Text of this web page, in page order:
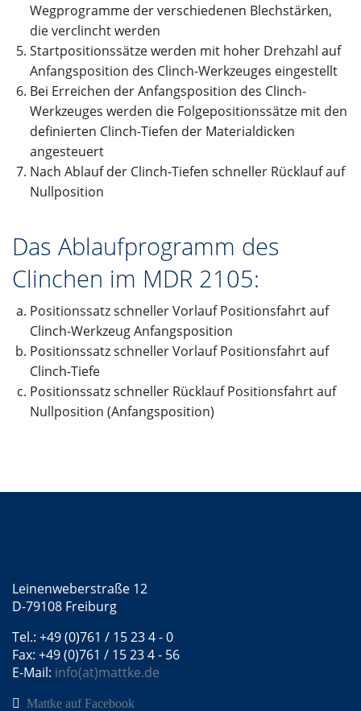
Wegprogramme der verschiedenen Blechstärken,
die verclincht werden
Startpositionssätze werden mit hoher Drehzahl auf
Anfangsposition des Clinch-Werkzeuges eingestellt
Bei Erreichen der Anfangsposition des Clinch-
Werkzeuges werden die Folgepositionssätze mit den
definierten Clinch-Tiefen der Materialdicken
angesteuert
Nach Ablauf der Clinch-Tiefen schneller Rücklauf auf
Nullposition
Das Ablaufprogramm des
Clinchen im MDR 2105:
Positionssatz schneller Vorlauf Positionsfahrt auf
Clinch-Werkzeug Anfangsposition
Positionssatz schneller Vorlauf Positionsfahrt auf
Clinch-Tiefe
Positionssatz schneller Rücklauf Positionsfahrt auf
Nullposition (Anfangsposition)
Leinenweberstraße 12
D-79108 Freiburg
Tel.: +49 (0)761 / 15 23 4 - 0
Fax: +49 (0)761 / 15 23 4 - 56
E-Mail: info(at)mattke.de
Mattke auf Facebook